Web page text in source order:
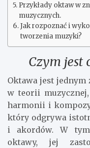
Przykłady oktaw w
muzycznych.
Jak rozpoznać i
tworzenia muzyki?
Czym jest
Oktawa jest
w teorii
harmonii i
który odgrywa
i akordów. W
oktawy, jej